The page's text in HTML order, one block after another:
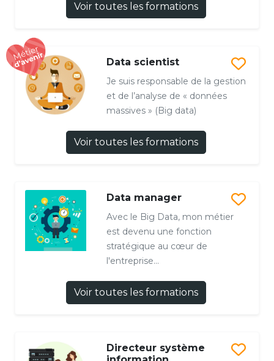
Voir toutes les formations
Data scientist
Je suis responsable de la gestion
et de l’analyse de « données
massives » (Big data)
Voir toutes les formations
Data manager
Avec le Big Data, mon métier
est devenu une fonction
stratégique au cœur de
l'entreprise...
Voir toutes les formations
Directeur système